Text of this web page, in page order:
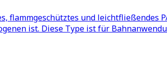
flammgeschütztes und leichtfließendes
ist. Diese Type ist für